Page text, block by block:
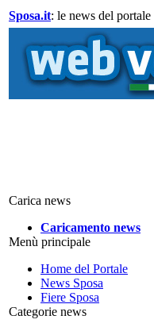
Sposa.it: le news del
Carica news
Caricamento news
Menù principale
Home del Portale
News Sposa
Fiere Sposa
Categorie news